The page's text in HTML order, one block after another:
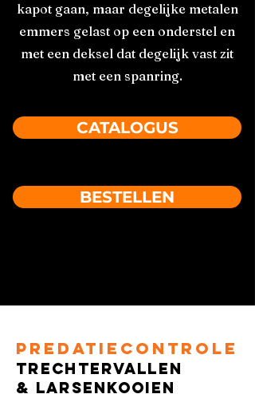
kapot gaan, maar degelijke metalen
emmers gelast op een onderstel en
met een deksel dat degelijk vast zit
met een spanring.
CATALOGUS
BESTELLEN
PREDATIECONTROLE
TRECHTERVALLEN
& LARSENKOOIEN